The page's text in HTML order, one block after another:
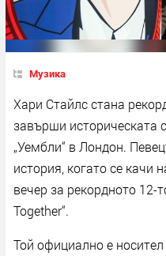
Музика
Хари Стайлс стана
завърши историческата
„Уембли“ в Лондон.
история, когато се качи
вечер за рекордното 12-
Together“.
Той официално е